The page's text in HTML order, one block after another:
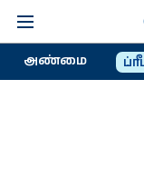
அண்மை